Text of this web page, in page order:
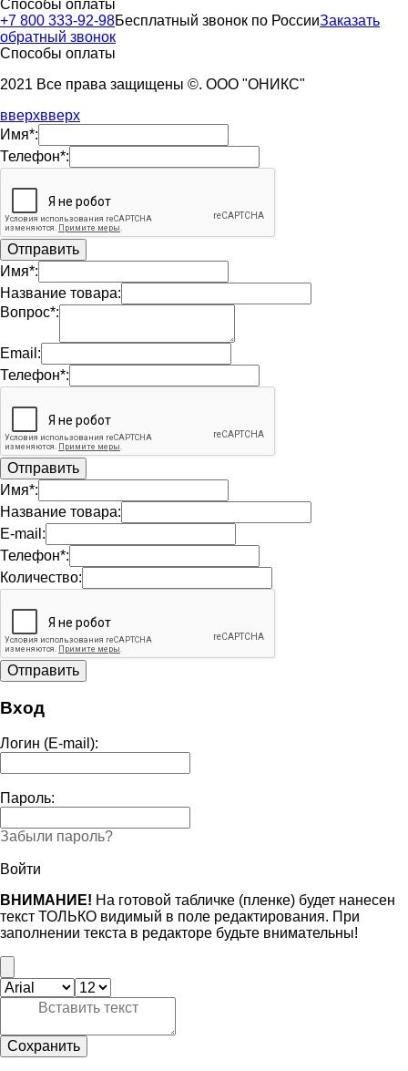
Способы оплаты
+7 800 333-92-98Бесплатный звонок по РоссииЗаказать
обратный звонок
Способы оплаты
2021 Все права защищены ©. ООО "ОНИКС"
вверхвверх
Имя*:
Телефон*:
Имя*:
Название товара:
Вопрос*:
Email:
Телефон*:
Имя*:
Название товара:
E-mail:
Телефон*:
Количество:
Вход
Логин (E-mail):
Пароль:
Забыли пароль?
Войти
ВНИМАНИЕ! На готовой табличке (пленке) будет нанесен
текст ТОЛЬКО видимый в поле редактирования. При
заполнении текста в редакторе будьте внимательны!
Сохранить